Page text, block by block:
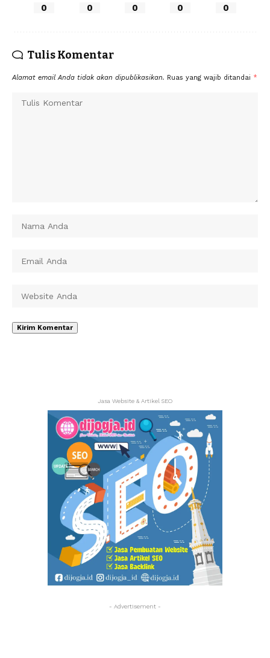
0 0 0 0 0
Tulis Komentar
Alamat email Anda tidak akan dipublikasikan. Ruas yang wajib ditandai *
Jasa Website & Artikel SEO
- Advertisement -